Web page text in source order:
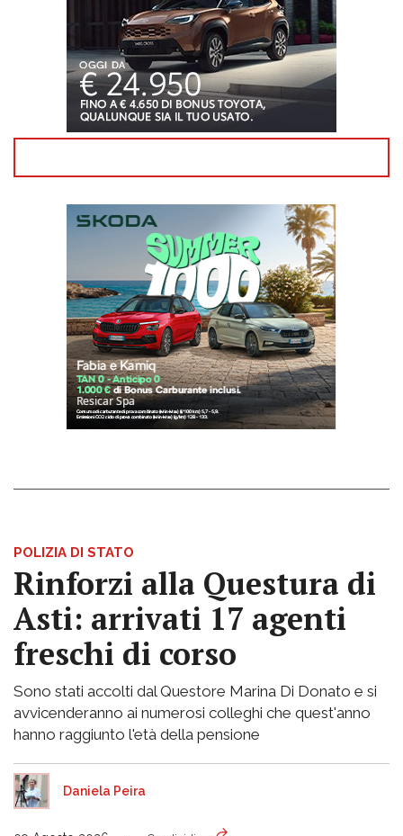
POLIZIA DI STATO
Rinforzi alla Questura di
Asti: arrivati 17 agenti
freschi di corso
Sono stati accolti dal Questore Marina Di Donato e si
avvicenderanno ai numerosi colleghi che quest'anno
hanno raggiunto l'età della pensione
Daniela Peira